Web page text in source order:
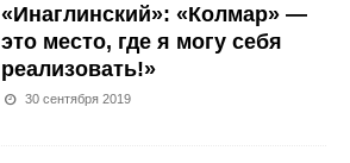
«Инаглинский»: «Колмар» —
это место, где я могу себя
реализовать!»
30 сентября 2019